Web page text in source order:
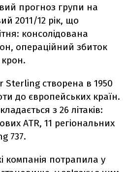
прогноз групи на
2011/12 рік, що
консолідована
операційний збиток
Sterling створена в 1950
до європейських країн.
з 26 літаків:
ATR, 11 регіональних
737.
компанія потрапила у